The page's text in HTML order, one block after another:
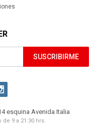
SUSCRIBIRME
esquina Avenida Italia
9 a 21:30 hrs.